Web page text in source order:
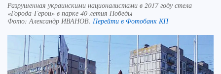
Разрушенная украинскими националистами в 2017 году стела
«Города-Герои» в парке 40-летия Победы
Фото:Александр ИВАНОВ. Перейти в Фотобанк КП